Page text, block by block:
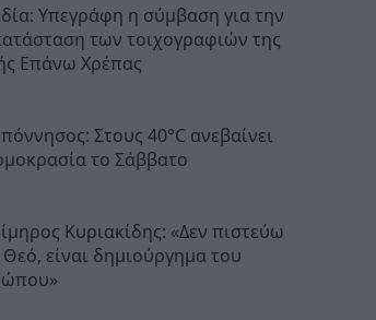
Υπεγράφη η σύμβαση για την
των τοιχογραφιών της
Επάνω Χρέπας
Στους 40°C ανεβαίνει
το Σάββατο
Κυριακίδης: «Δεν πιστεύω
είναι δημιούργημα του